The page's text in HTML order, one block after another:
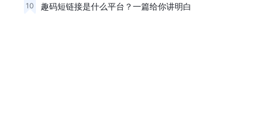
10 趣码短链接是什么平台？一篇给你讲明白